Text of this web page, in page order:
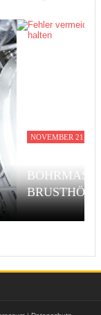
NOVEMBER 21,